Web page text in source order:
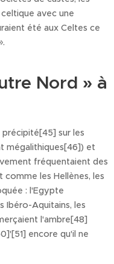
avec une
été aux Celtes ce
Nord » à
sur les
mégalithiques[46]) et
fréquentaient des
les Hellènes, les
: l'Egypte
Ibéro-Aquitains, les
l'ambre[48]
encore qu'il ne